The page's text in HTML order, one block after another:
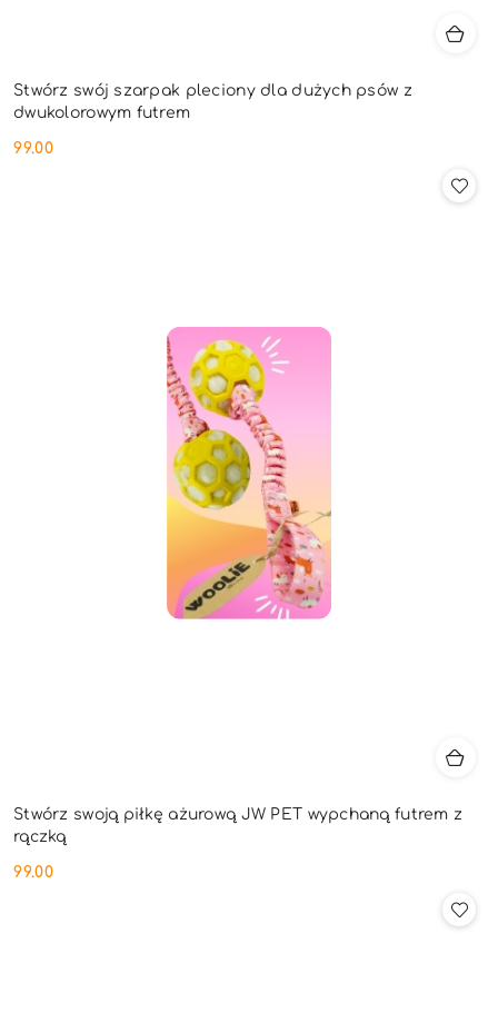
Stwórz swój szarpak pleciony dla dużych psów z
dwukolorowym futrem
Cena:
99.00
Stwórz swoją piłkę ażurową JW PET wypchaną futrem z
rączką
Cena:
99.00